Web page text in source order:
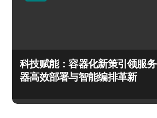
科技赋能：容器化新策引领服务
器高效部署与智能编排革新